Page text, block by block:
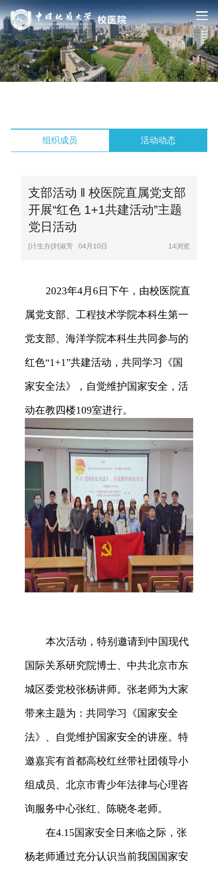
组织成员 活动动态
支部活动 ‖ 校医院直属党支部
开展“红色 1+1共建活动”主题
党日活动
[计生办]刘淑芳 04月10日 14浏览
2023年4月 6 日下午，由校医院直
属党支部、工程技术学院本科生第一
党支部、海洋学院本科生共同参与的
红色“1+1”共建活动 ，共同学习《国
家安全法》，自觉维护国家安全，活
动在教四楼109室进行。
本次活动，特别邀请到 中国现代
国际关系研究院博士、中共北京市东
城区委党校张杨讲师。张老师为大家
带来主题为：共同学习《国家安全
法》、自觉维护国家安全的讲座。特
邀嘉宾有首都高校红丝带社团领导小
组成员、北京市青少年法律与心理咨
询服务中心张红、陈晓冬老师。
在4.15国家安全日来临之际，张
杨老师通过充分认识当前我国国家安